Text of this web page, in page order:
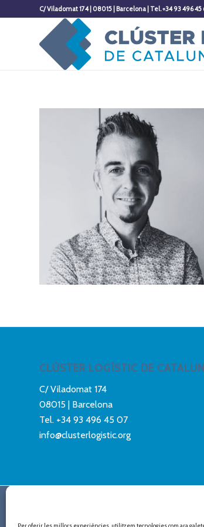
C/ Viladomat 174 | 08015 | Barcelona | Tel. +34 93 496
CLÚSTER LOGÍSTIC DE
C/ Viladomat 174
08015 | Barcelona
Tel. +34 93 496 45 07
info@clusterlogistic.org